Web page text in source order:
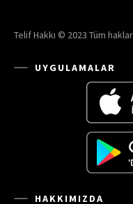
Telif Hakkı © 2023 Tüm
UYGULAMALAR
HAKKIMIZDA